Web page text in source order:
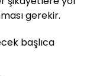
gerekir.
başlıca